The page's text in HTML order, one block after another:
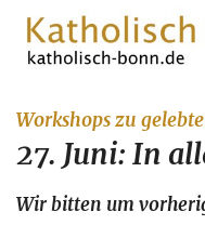
Zum Inhalt springen
Workshops zu
27. Juni: In
Wir bitten um